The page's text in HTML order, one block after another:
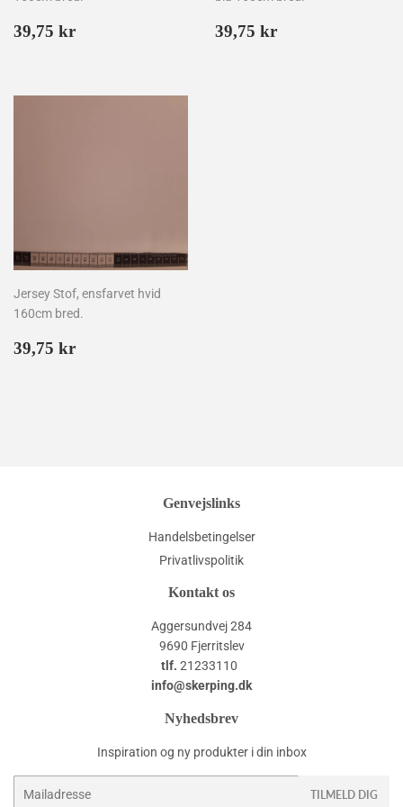
Normalpris
39,75 kr Normalpris
39,75 kr
Jersey Stof, ensfarvet hvid
160cm bred.
Normalpris
39,75 kr
Genvejslinks
Handelsbetingelser
Privatlivspolitik
Kontakt os
Aggersundvej 284
9690 Fjerritslev
tlf. 21233110
info@skerping.dk
Nyhedsbrev
Inspiration og ny produkter i din inbox
TILMELD DIG